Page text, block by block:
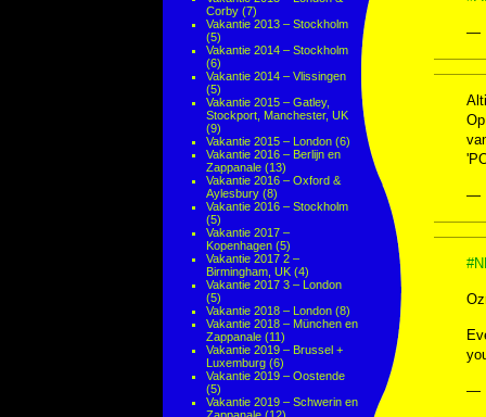
Corby (7)
Vakantie 2013 – Stockholm
(5)
Vakantie 2014 – Stockholm
(6)
Vakantie 2014 – Vlissingen
(5)
Vakantie 2015 – Gatley,
Stockport, Manchester, UK
(9)
Vakantie 2015 – London (6)
Vakantie 2016 – Berlijn en
Zappanale (13)
Vakantie 2016 – Oxford &
Aylesbury (8)
Vakantie 2016 – Stockholm
(5)
Vakantie 2017 –
Kopenhagen (5)
Vakantie 2017 2 –
Birmingham, UK (4)
Vakantie 2017 3 – London
(5)
Vakantie 2018 – London (8)
Vakantie 2018 – München en
Zappanale (11)
Vakantie 2019 – Brussel +
Luxemburg (6)
Vakantie 2019 – Oostende
(5)
Vakantie 2019 – Schwerin en
—
—
—